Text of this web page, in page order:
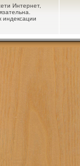
Интернет,
индексации